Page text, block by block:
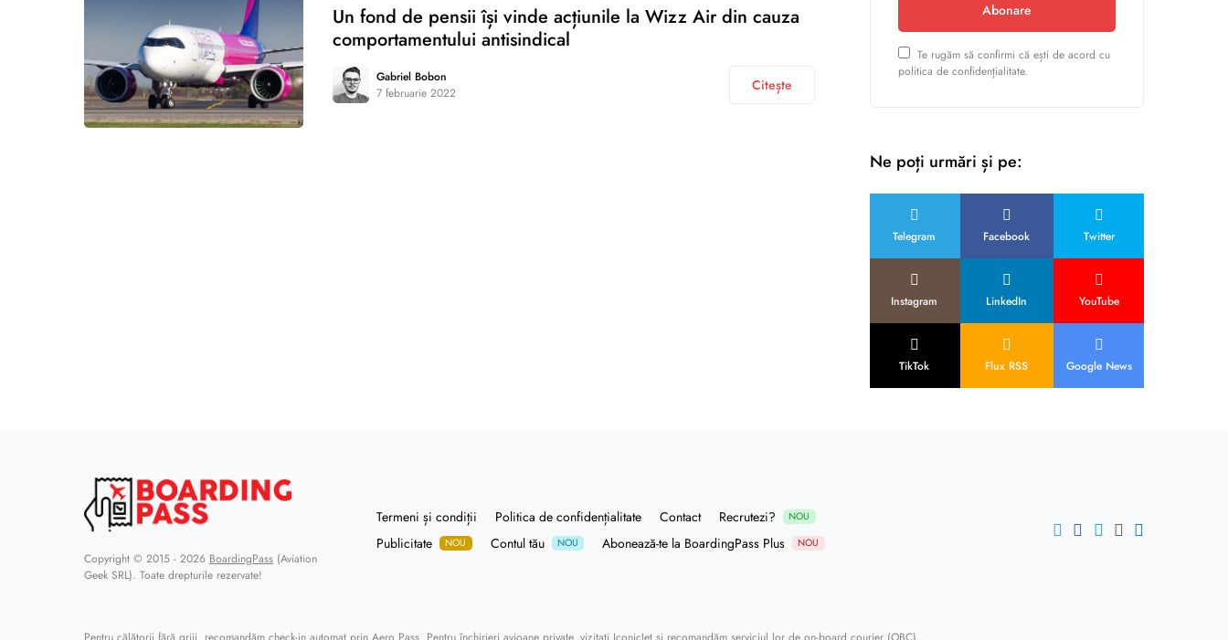
Un fond de pensii își vinde acțiunile la Wizz Air din cauza
comportamentului antisindical
Gabriel Bobon
7 februarie 2022
Citește
Abonare
Te rugăm să confirmi că ești de acord cu
politica de confidențialitate.
Ne poți urmări și pe:
Telegram Facebook Twitter
Instagram LinkedIn YouTube
TikTok Flux RSS Google News
Copyright © 2015 - 2026 BoardingPass (Aviation
Geek SRL). Toate drepturile rezervate!
Termeni și condiții Politica de confidențialitate Contact Recrutezi? NOU
Publicitate NOU Contul tău NOU Abonează-te la BoardingPass Plus NOU